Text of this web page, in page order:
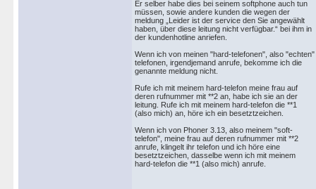
Er selber habe dies bei seinem softphone auch tun
müssen, sowie andere kunden die wegen der
meldung „Leider ist der service den Sie angewählt
haben, über diese leitung nicht verfügbar.“ bei ihm in
der kundenhotline anriefen.
Wenn ich von meinen "hard-telefonen", also "echten"
telefonen, irgendjemand anrufe, bekomme ich die
genannte meldung nicht.
Rufe ich mit meinem hard-telefon meine frau auf
deren rufnummer mit **2 an, habe ich sie an der
leitung. Rufe ich mit meinem hard-telefon die **1
(also mich) an, höre ich ein besetztzeichen.
Wenn ich von Phoner 3.13, also meinem "soft-
telefon", meine frau auf deren rufnummer mit **2
anrufe, klingelt ihr telefon und ich höre eine
besetztzeichen, dasselbe wenn ich mit meinem
hard-telefon die **1 (also mich) anrufe.